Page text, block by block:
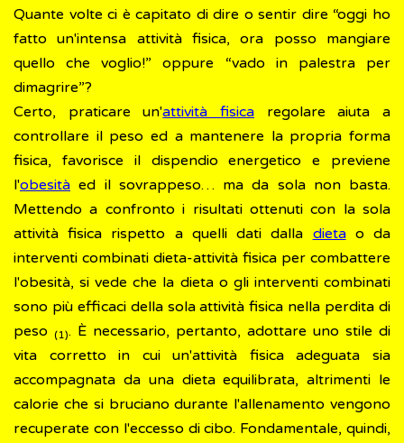
Quante volte ci è capitato di dire o sentir dire “oggi ho
fatto un'intensa attività fisica, ora posso mangiare
quello che voglio!” oppure “vado in palestra per
dimagrire”?
Certo, praticare un'attività fisica regolare aiuta a
controllare il peso ed a mantenere la propria forma
fisica, favorisce il dispendio energetico e previene
l'obesità ed il sovrappeso… ma da sola non basta.
Mettendo a confronto i risultati ottenuti con la sola
attività fisica rispetto a quelli dati dalla dietao da
interventi combinati dieta-attività fisica per combattere
l'obesità, si vede che la dieta o gli interventi combinati
sono più efficaci della sola attività fisica nella perdita di
peso (1). È necessario, pertanto, adottare uno stile di
vita corretto in cui un'attività fisica adeguata sia
accompagnata da una dieta equilibrata, altrimenti le
calorie che si bruciano durante l'allenamento vengono
recuperate con l'eccesso di cibo. Fondamentale, quindi,